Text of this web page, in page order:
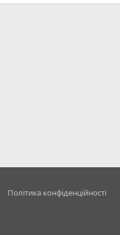
Політика конфіденційності